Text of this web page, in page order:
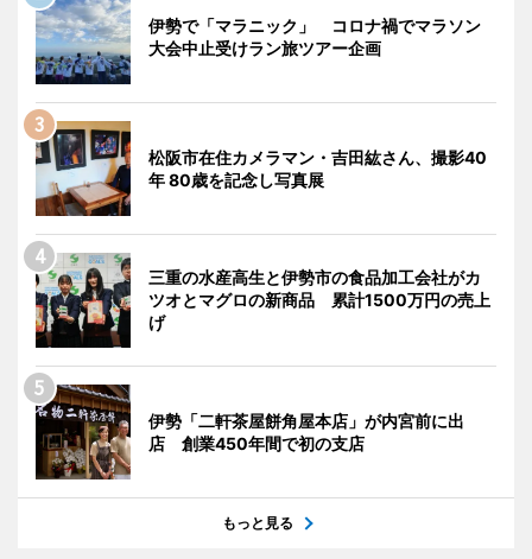
伊勢で「マラニック」 コロナ禍でマラソン
大会中止受けラン旅ツアー企画
松阪市在住カメラマン・吉田紘さん、撮影40
年 80歳を記念し写真展
三重の水産高生と伊勢市の食品加工会社がカ
ツオとマグロの新商品 累計1500万円の売上
げ
伊勢「二軒茶屋餅角屋本店」が内宮前に出
店 創業450年間で初の支店
もっと見る